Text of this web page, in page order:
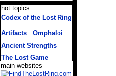
hot topics
Codex of the Lost Ring
Artifacts/ Omphaloi
Ancient Strengths
The Lost Game
main websites